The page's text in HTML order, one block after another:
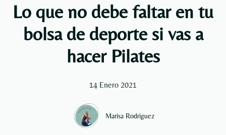
Lo que no debe faltar en tu
bolsa de deporte si vas a
hacer Pilates
14 Enero 2021
Marisa Rodriguez